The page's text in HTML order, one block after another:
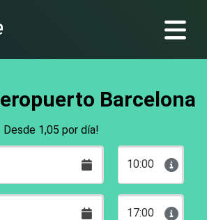
Barcelona
Desde 1,05 por día!
10:00
17:00